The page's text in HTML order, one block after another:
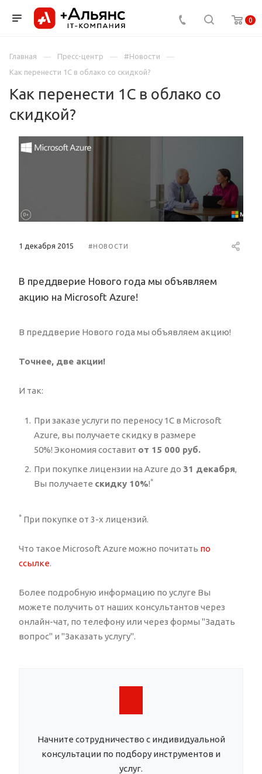
0
Главная Пресс-центр
#Новости
Как перенести 1С в облако со скидкой?
Как перенести 1С в облако со
скидкой?
1 декабря 2015 #НОВОСТИ
В преддверие Нового года мы объявляем
акцию на Microsoft Azure!
В преддверие Нового года мы объявляем акцию!
Точнее, две акции!
И так:
При заказе услуги по переносу 1С в Microsoft
Azure, вы получаете скидку в размере
50%! Экономия составит от 15 000 руб.
При покупке лицензии на Azure до 31 декабря,
Вы получаете скидку 10%!*
* При покупке от 3-х лицензий.
Что такое Microsoft Azure можно почитать по
ссылке.
Более подробную информацию по услуге Вы
можете получить от наших консультантов через
онлайн-чат, по телефону или через формы "Задать
вопрос" и "Заказать услугу".
Начните сотрудничество с индивидуальной
консультации по подбору инструментов и
услуг.